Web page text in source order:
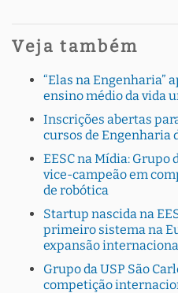
Veja também
“Elas na Engenharia”
ensino médio da vida
Inscrições abertas
cursos de Engenharia
EESC na Mídia: Grupo
vice-campeão em
de robótica
Startup nascida na
primeiro sistema na
expansão
Grupo da USP São
competição